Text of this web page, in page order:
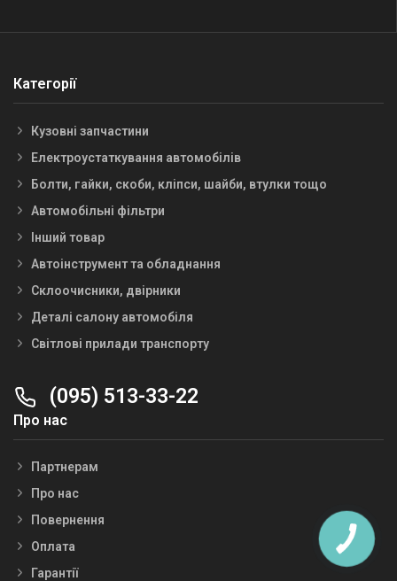
Категорії
Кузовні запчастини
Електроустаткування автомобілів
Болти, гайки, скоби, кліпси, шайби, втулки тощо
Автомобільні фільтри
Інший товар
Автоінструмент та обладнання
Склоочисники, двірники
Деталі салону автомобіля
Світлові прилади транспорту
(095) 513-33-22
Про нас
Партнерам
Про нас
Повернення
Оплата
Гарантії